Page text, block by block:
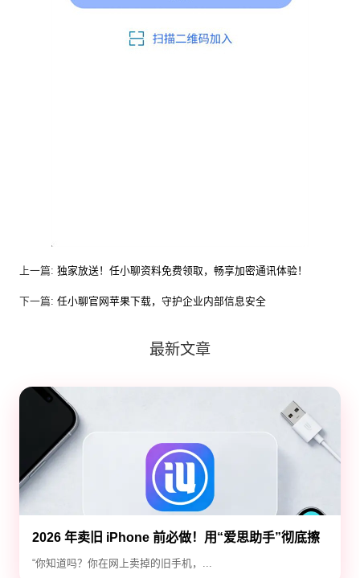
上一篇: 独家放送！任小聊资料免费领取，畅享加密通讯体验！
下一篇: 任小聊官网苹果下载，守护企业内部信息安全
最新文章
2026 年卖旧 iPhone 前必做！用“爱思助手”彻底擦
除隐私，防止数据泄露
“你知道吗？你在网上卖掉的旧手机，...